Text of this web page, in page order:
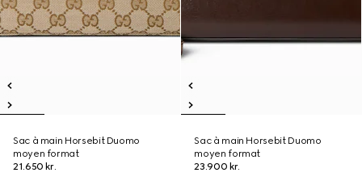
Sac à main Horsebit Duomo
moyen format
21.650 kr.
Sac à main Horsebit Duomo
moyen format
23.900 kr.